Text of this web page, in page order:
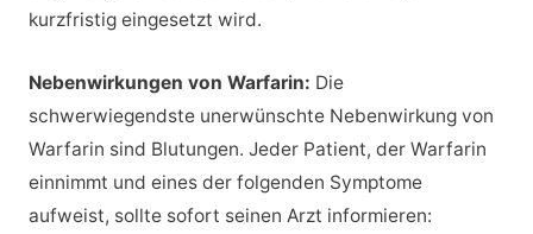
kurzfristig eingesetzt wird.
Nebenwirkungen von Warfarin: Die
schwerwiegendste unerwünschte Nebenwirkung von
Warfarin sind Blutungen. Jeder Patient, der Warfarin
einnimmt und eines der folgenden Symptome
aufweist, sollte sofort seinen Arzt informieren: